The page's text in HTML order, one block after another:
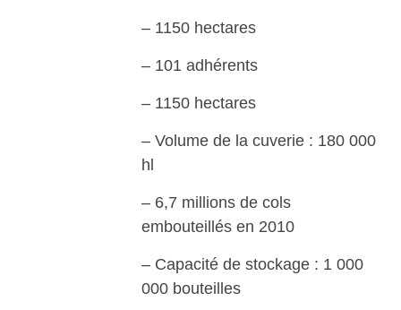
– 1150 hectares
– 101 adhérents
– 1150 hectares
– Volume de la cuverie : 180 000
hl
– 6,7 millions de cols
embouteillés en 2010
– Capacité de stockage : 1 000
000 bouteilles